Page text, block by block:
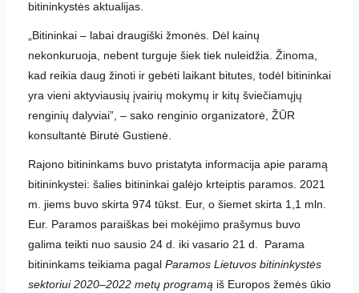
bitininkystės aktualijas.
„Bitininkai – labai draugiški žmonės. Dėl kainų
nekonkuruoja, nebent turguje šiek tiek nuleidžia. Žinoma,
kad reikia daug žinoti ir gebėti laikant bitutes, todėl bitininkai
yra vieni aktyviausių įvairių mokymų ir kitų šviečiamųjų
renginių dalyviai”, – sako renginio organizatorė, ŽŪR
konsultantė Birutė Gustienė.
Rajono bitininkams buvo pristatyta informacija apie paramą
bitininkystei: šalies bitininkai galėjo krteiptis paramos. 2021
m. jiems buvo skirta 974 tūkst. Eur, o šiemet skirta 1,1 mln.
Eur. Paramos paraiškas bei mokėjimo prašymus buvo
galima teikti nuo sausio 24 d. iki vasario 21 d. Parama
bitininkams teikiama pagal Paramos Lietuvos bitininkystės
sektoriui 2020–2022 metų programą iš Europos žemės ūkio